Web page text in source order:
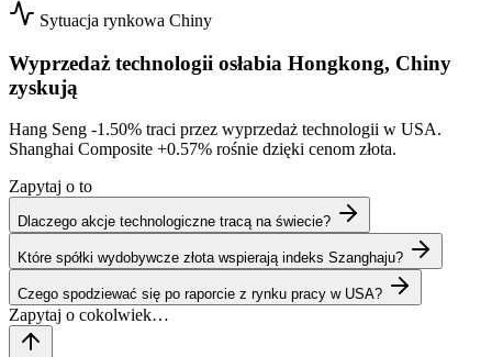
Sytuacja rynkowa Chiny
Wyprzedaż technologii osłabia Hongkong, Chiny
zyskują
Hang Seng -1.50% traci przez wyprzedaż technologii w USA.
Shanghai Composite +0.57% rośnie dzięki cenom złota.
Zapytaj o to
Dlaczego akcje technologiczne tracą na świecie?
Które spółki wydobywcze złota wspierają indeks Szanghaju?
Czego spodziewać się po raporcie z rynku pracy w USA?